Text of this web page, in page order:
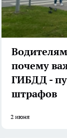
почему
ГИБДД -
штрафов
2 июня